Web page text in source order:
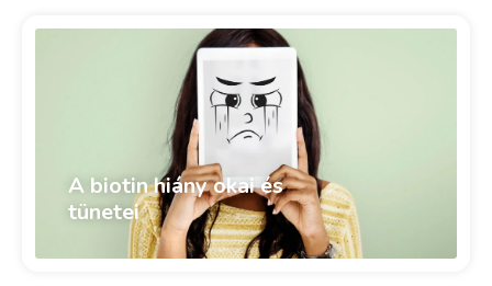
A biotin hiány okai és
tünetei